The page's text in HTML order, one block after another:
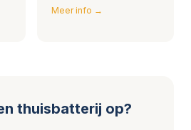
Meer info →
thuisbatterij op?